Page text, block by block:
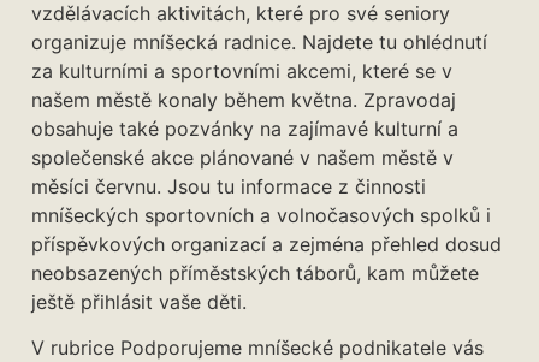
vzdělávacích aktivitách, které pro své seniory
organizuje mníšecká radnice. Najdete tu ohlédnutí
za kulturními a sportovními akcemi, které se v
našem městě konaly během května. Zpravodaj
obsahuje také pozvánky na zajímavé kulturní a
společenské akce plánované v našem městě v
měsíci červnu. Jsou tu informace z činnosti
mníšeckých sportovních a volnočasových spolků i
příspěvkových organizací a zejména přehled dosud
neobsazených příměstských táborů, kam můžete
ještě přihlásit vaše děti.
V rubrice Podporujeme mníšecké podnikatele vás